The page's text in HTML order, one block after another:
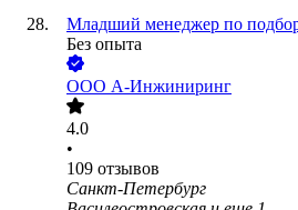
Младший менеджер по
Без опыта
ООО А-Инжиниринг
4.0
•
109 отзывов
Санкт-Петербург